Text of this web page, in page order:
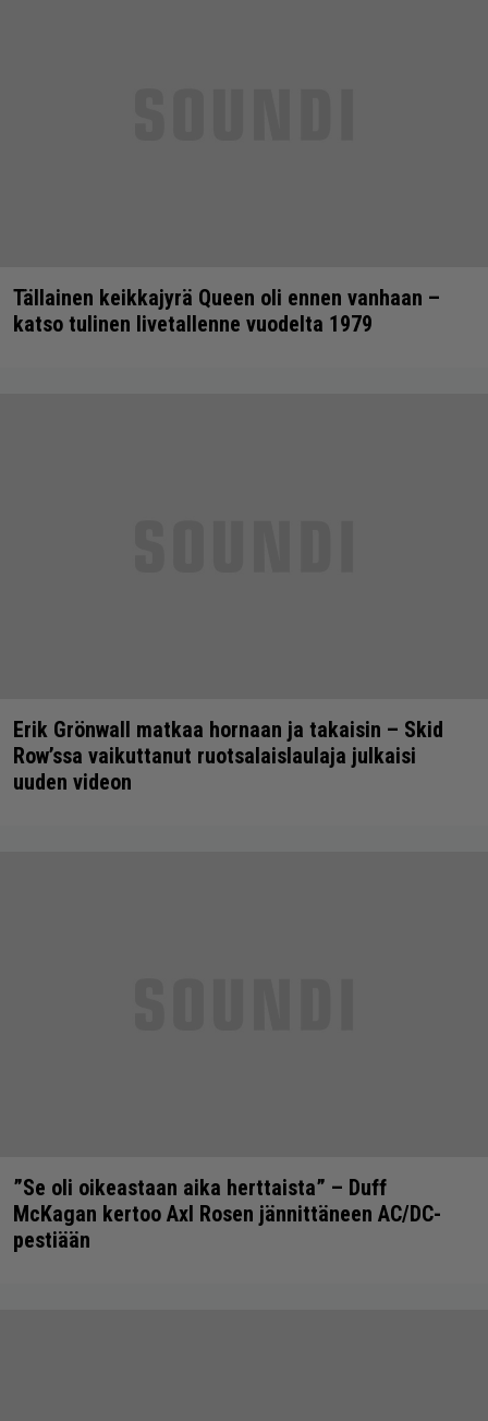
Tällainen keikkajyrä Queen oli ennen vanhaan –
katso tulinen livetallenne vuodelta 1979
Erik Grönwall matkaa hornaan ja takaisin – Skid
Row’ssa vaikuttanut ruotsalaislaulaja julkaisi
uuden videon
”Se oli oikeastaan aika herttaista” – Duff
McKagan kertoo Axl Rosen jännittäneen AC/DC-
pestiään